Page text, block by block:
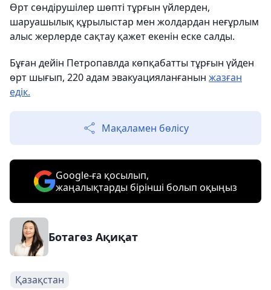
Өрт сөндірушілер шөпті тұрғын үйлерден,
шаруашылық құрылыстар мен жолдардан неғұрлым
алыс жерлерде сақтау қажет екенін еске салды.
Бұған дейін Петропавлда көпқабатты тұрғын үйден
өрт шығып, 220 адам эвакуацияланғанын жазған
едік.
Мақаламен бөлісу
Google-ға қосылып,
жаңалықтарды бірінші болып оқыңыз
Ботагөз Ақиқат
Қазақстан